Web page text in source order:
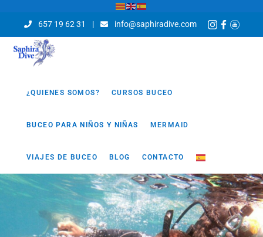
657 19 62 31 | info@saphiradive.com
¿QUIENES SOMOS? CURSOS BUCEO
BUCEO PARA NIÑOS Y NIÑAS MERMAID
VIAJES DE BUCEO BLOG CONTACTO